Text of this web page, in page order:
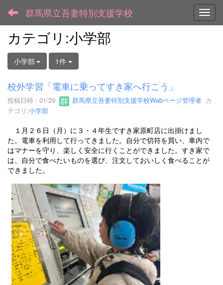
群馬県立吾妻特別支援学校
カテゴリ:小学部
小学部 1件
校外学習「電車に乗ってすき家へ行こう」
投稿日時 : 01/29 群馬県立吾妻特別支援学校Webページ管理者 カ
テゴリ:小学部
１月２６日（月）に３・４年生ですき家原町店に出掛けまし
た。電車を利用して行ってきました。自分で切符を買い、車内で
はマナーを守り、楽しく安全に行くことができました。すき家で
は、自分で食べたいものを選び、注文しておいしく食べることが
できました。